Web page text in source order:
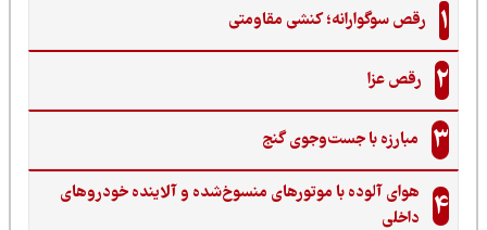
رقص سوگوارانه؛ کنشی مقاومتی
رقص عزا
مبارزه با جست‌وجوی گنج‌
هوای آلوده با موتورهای منسوخ‌شده و آلاینده خودروهای
داخلی